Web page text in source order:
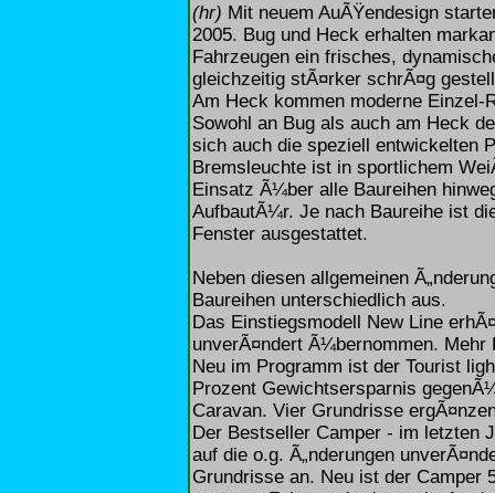
(hr) Mit neuem AuÃŸendesign
2005. Bug und Heck erhalten
Fahrzeugen ein frisches,
gleichzeitig stÃ¤rker schrÃ¤g
Am Heck kommen moderne Einzel-
Sowohl an Bug als auch am Heck
sich auch die speziell entwickelten
Bremsleuchte ist in sportlichem
Einsatz Ã¼ber alle Baureihen
AufbautÃ¼r. Je nach Baureihe ist
Fenster ausgestattet.
Neben diesen allgemeinen
Baureihen unterschiedlich aus.
Das Einstiegsmodell New Line
unverÃ¤ndert Ã¼bernommen.
Neu im Programm ist der Tourist
Prozent Gewichtsersparnis
Caravan. Vier Grundrisse
Der Bestseller Camper - im letzten
auf die o.g. Ã„nderungen
Grundrisse an. Neu ist der Camper